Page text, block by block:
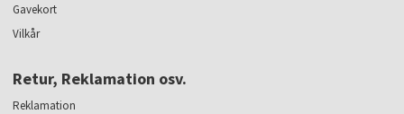
Gavekort
Vilkår
Retur, Reklamation osv.
Reklamation